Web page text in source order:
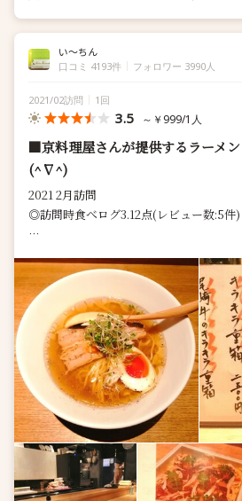
い～ちん
口コミ 4193件 フォロワー 3990人
2021/02訪問 1回
3.5 ～￥999/1人
■京料理屋さんが提供するラーメ
(^∇^)
2021 2月訪問
◎訪問時食べログ3.12点(レビュー数:5件)
※(塩)あり。チャーシュー大盛300円
『東洞院SOU』さんの隣にランチでラー
提...